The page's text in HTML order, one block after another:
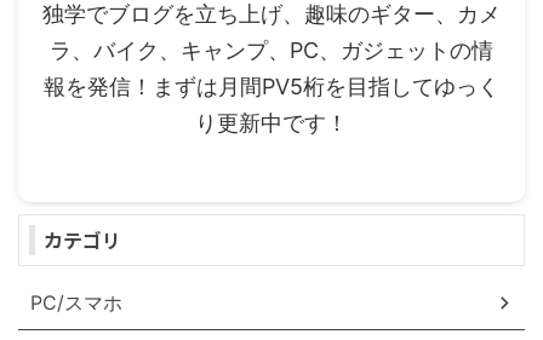
独学でブログを立ち上げ、趣味のギター、カメ
ラ、バイク、キャンプ、PC、ガジェットの情
報を発信！まずは月間PV5桁を目指してゆっく
り更新中です！
カテゴリ
PC/スマホ